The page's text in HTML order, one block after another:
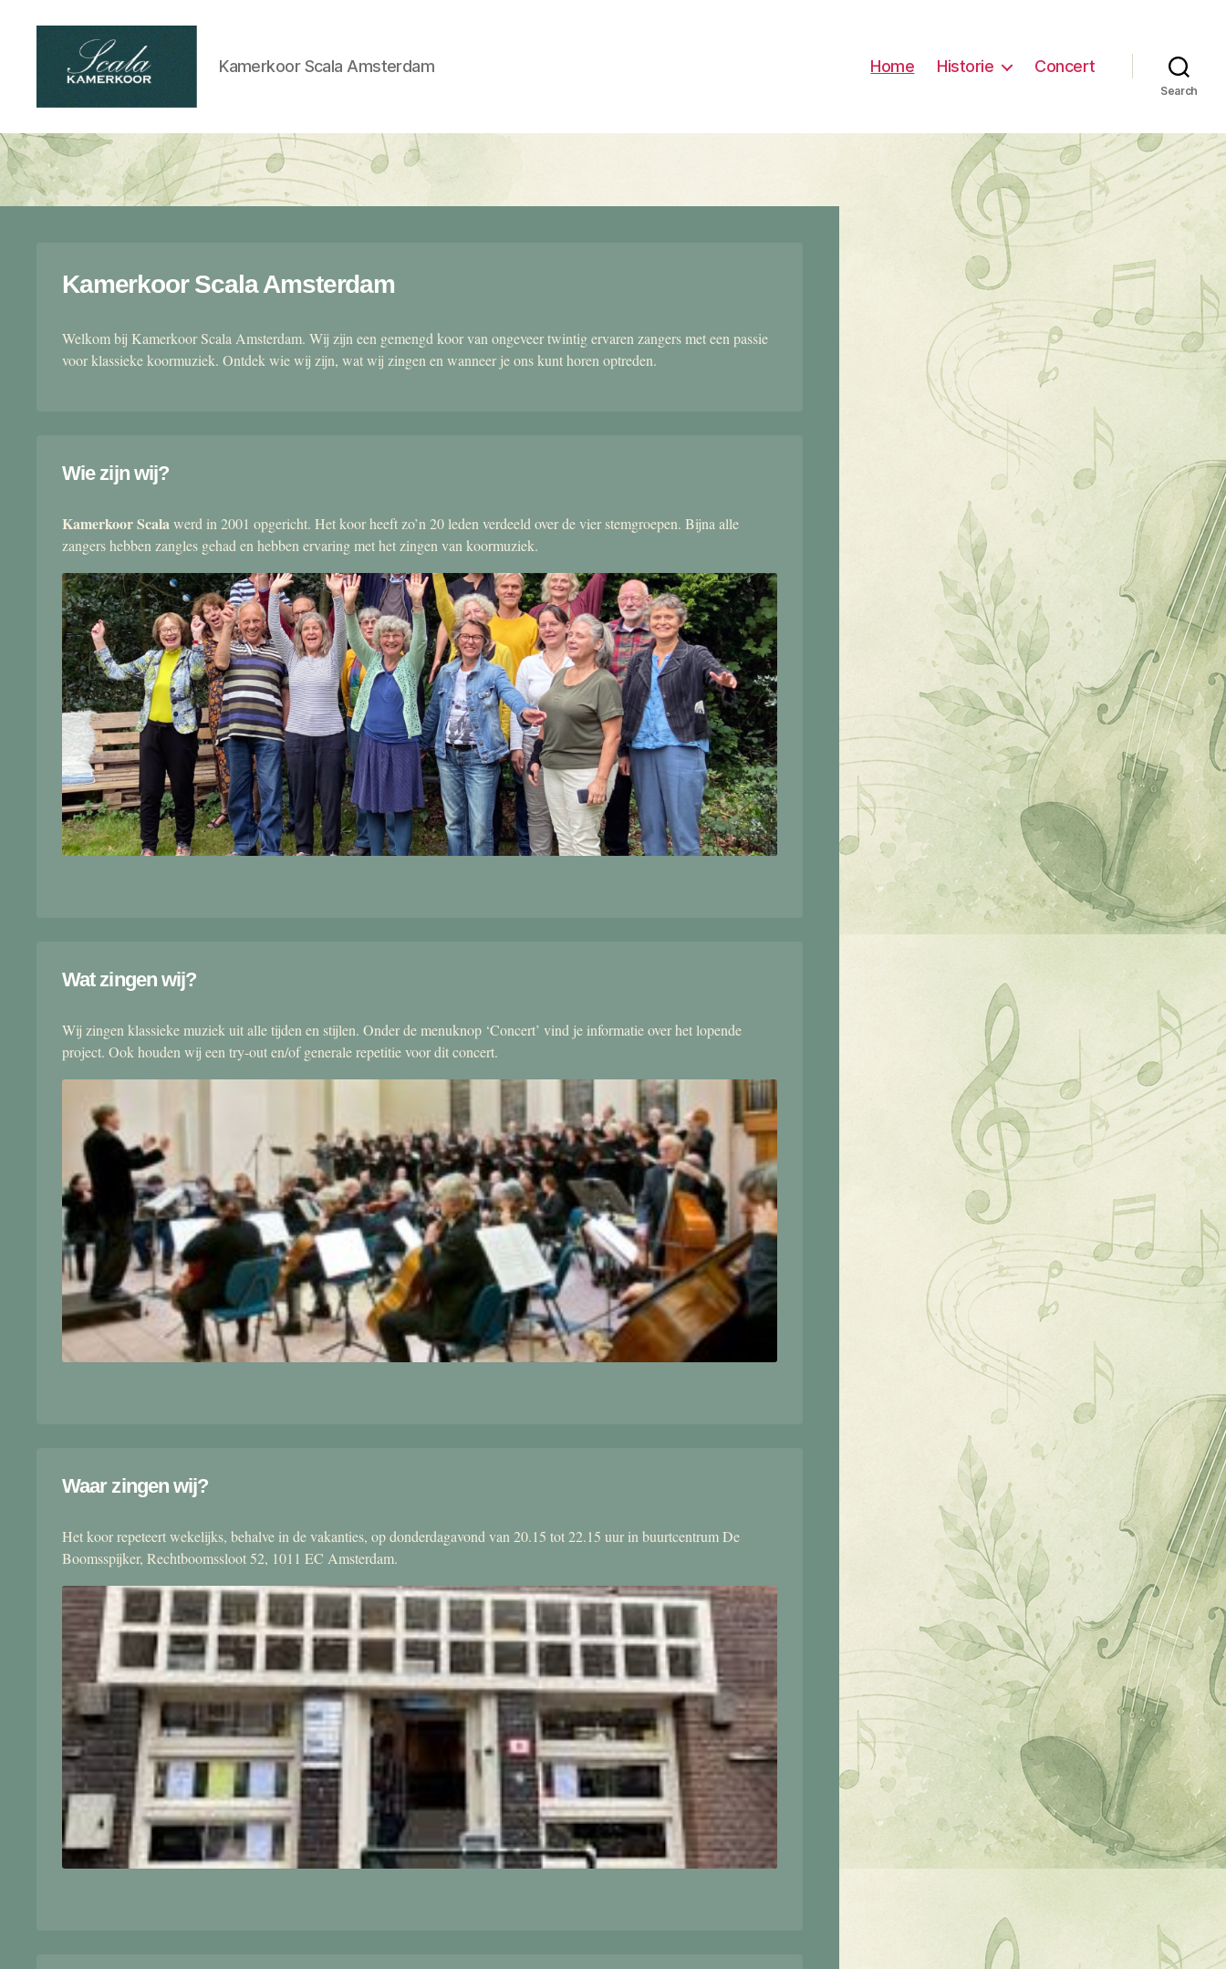
kamerkoor
Kamerkoor Scala Amsterdam Home Historie Concert
Search
Kamerkoor Scala Amsterdam
Welkom bij Kamerkoor Scala Amsterdam. Wij zijn een gemengd koor van ongeveer twintig ervaren zangers met een passie
voor klassieke koormuziek. Ontdek wie wij zijn, wat wij zingen en wanneer je ons kunt horen optreden.
Wie zijn wij?
Kamerkoor Scalawerd in 2001 opgericht. Het koor heeft zo’n 20 leden verdeeld over de vier stemgroepen. Bijna alle
zangers hebben zangles gehad en hebben ervaring met het zingen van koormuziek.
Wat zingen wij?
Wij zingen klassieke muziek uit alle tijden en stijlen. Onder de menuknop ‘Concert’ vind je informatie over het lopende
project. Ook houden wij een try-out en/of generale repetitie voor dit concert.
Waar zingen wij?
Het koor repeteert wekelijks, behalve in de vakanties, op donderdagavond van 20.15 tot 22.15 uur in buurtcentrum De
Boomsspijker, Rechtboomssloot 52, 1011 EC Amsterdam.